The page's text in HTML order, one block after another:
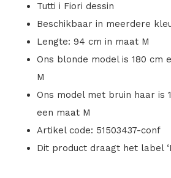
Tutti i Fiori dessin
Beschikbaar in meerdere
Lengte: 94 cm in maat M
Ons blonde model is 180 cm
M
Ons model met bruin haar is
een maat M
Artikel code: 51503437-conf
Dit product draagt het label